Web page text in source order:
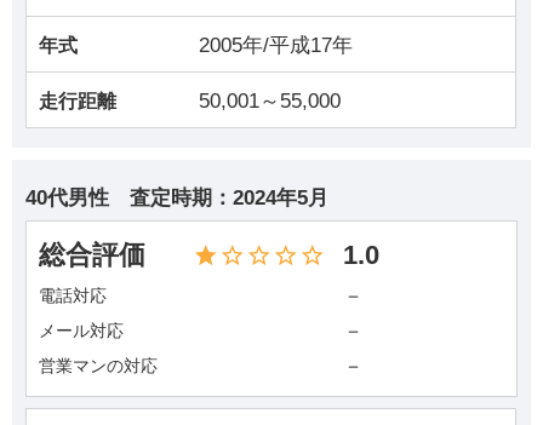
年式 2005年/平成17年
走行距離 50,001～55,000
40代男性 査定時期： 2024年5月
総合評価 1.0
電話対応 －
メール対応 －
営業マンの対応 －